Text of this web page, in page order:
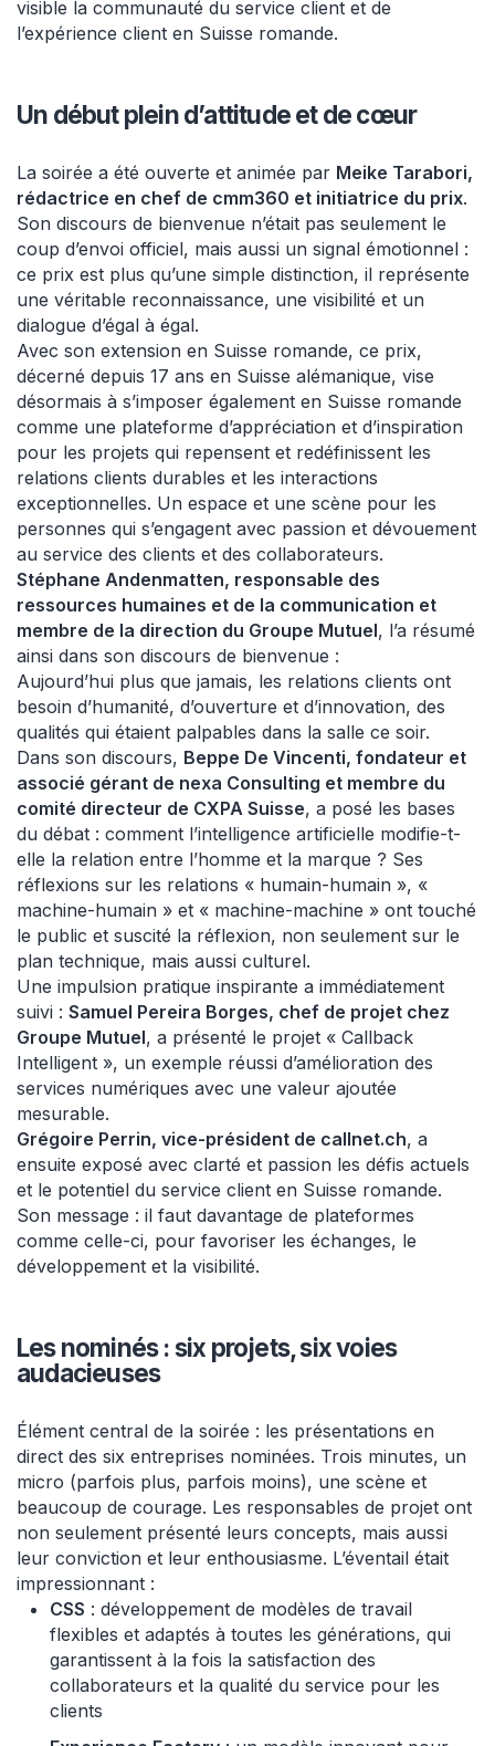
visible la communauté du service client et de
l’expérience client en Suisse romande.
Un début plein d’attitude et de cœur
La soirée a été ouverte et animée par Meike Tarabori,
rédactrice en chef de cmm360 et initiatrice du prix.
Son discours de bienvenue n’était pas seulement le
coup d’envoi officiel, mais aussi un signal émotionnel :
ce prix est plus qu’une simple distinction, il représente
une véritable reconnaissance, une visibilité et un
dialogue d’égal à égal.
Avec son extension en Suisse romande, ce prix,
décerné depuis 17 ans en Suisse alémanique, vise
désormais à s’imposer également en Suisse romande
comme une plateforme d’appréciation et d’inspiration
pour les projets qui repensent et redéfinissent les
relations clients durables et les interactions
exceptionnelles. Un espace et une scène pour les
personnes qui s’engagent avec passion et dévouement
au service des clients et des collaborateurs.
Stéphane Andenmatten, responsable des
ressources humaines et de la communication et
membre de la direction du Groupe Mutuel, l’a résumé
ainsi dans son discours de bienvenue :
Aujourd’hui plus que jamais, les relations clients ont
besoin d’humanité, d’ouverture et d’innovation, des
qualités qui étaient palpables dans la salle ce soir.
Dans son discours, Beppe De Vincenti, fondateur et
associé gérant de nexa Consulting et membre du
comité directeur de CXPA Suisse, a posé les bases
du débat : comment l’intelligence artificielle modifie-t-
elle la relation entre l’homme et la marque ? Ses
réflexions sur les relations « humain-humain », «
machine-humain » et « machine-machine » ont touché
le public et suscité la réflexion, non seulement sur le
plan technique, mais aussi culturel.
Une impulsion pratique inspirante a immédiatement
suivi : Samuel Pereira Borges, chef de projet chez
Groupe Mutuel, a présenté le projet « Callback
Intelligent », un exemple réussi d’amélioration des
services numériques avec une valeur ajoutée
mesurable.
Grégoire Perrin, vice-président de callnet.ch, a
ensuite exposé avec clarté et passion les défis actuels
et le potentiel du service client en Suisse romande.
Son message : il faut davantage de plateformes
comme celle-ci, pour favoriser les échanges, le
développement et la visibilité.
Les nominés : six projets, six voies
audacieuses
Élément central de la soirée : les présentations en
direct des six entreprises nominées. Trois minutes, un
micro (parfois plus, parfois moins), une scène et
beaucoup de courage. Les responsables de projet ont
non seulement présenté leurs concepts, mais aussi
leur conviction et leur enthousiasme. L’éventail était
impressionnant :
CSS : développement de modèles de travail
flexibles et adaptés à toutes les générations, qui
garantissent à la fois la satisfaction des
collaborateurs et la qualité du service pour les
clients